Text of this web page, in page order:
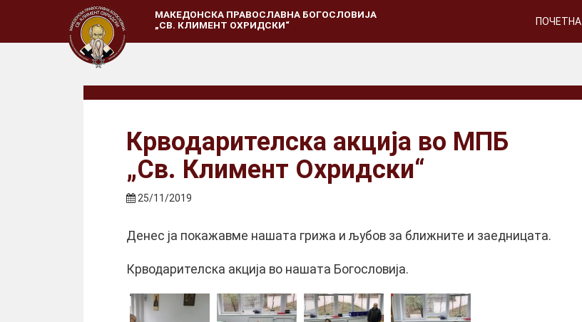
МАКЕДОНСКА ПРАВОСЛАВНА БОГОСЛОВИЈА
„СВ. КЛИМЕНТ ОХРИДСКИ“
ПОЧЕТНА
Крводарителска акција во МПБ
„Св. Климент Охридски“
25/11/2019
Денес ја покажавме нашата грижа и љубов за ближните и заедницата.
Крводарителска акција во нашата Богословија.